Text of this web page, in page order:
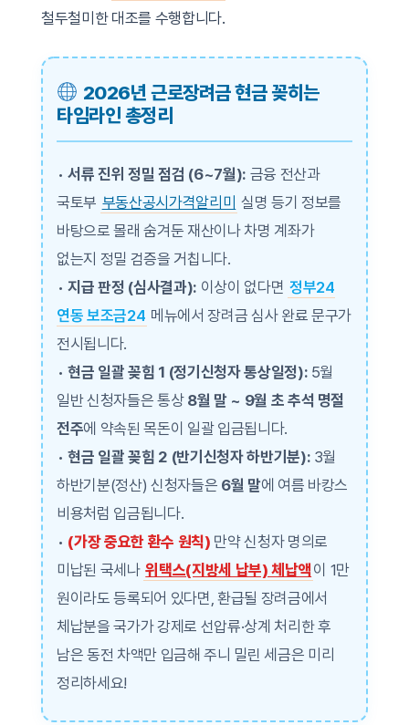
철두철미한 대조를 수행합니다.
2026년 근로장려금 현금 꽂히는
타임라인 총정리
•서류 진위 정밀 점검 (6~7월): 금융 전산과
국토부 부동산공시가격알리미 실명 등기 정보를
바탕으로 몰래 숨겨둔 재산이나 차명 계좌가
없는지 정밀 검증을 거칩니다.
•지급 판정 (심사결과): 이상이 없다면 정부24
연동 보조금24 메뉴에서 장려금 심사 완료 문구가
전시됩니다.
•현금 일괄 꽂힘 1 (정기신청자 통상일정): 5월
일반 신청자들은 통상 8월 말 ~ 9월 초 추석 명절
전주에 약속된 목돈이 일괄 입금됩니다.
•현금 일괄 꽂힘 2 (반기신청자 하반기분): 3월
하반기분(정산) 신청자들은 6월 말에 여름 바캉스
비용처럼 입금됩니다.
• (가장 중요한 환수 원칙) 만약 신청자 명의로
미납된 국세나 위택스(지방세 납부) 체납액 이 1만
원이라도 등록되어 있다면, 환급될 장려금에서
체납분을 국가가 강제로 선압류·상계 처리한 후
남은 동전 차액만 입금해 주니 밀린 세금은 미리
정리하세요!